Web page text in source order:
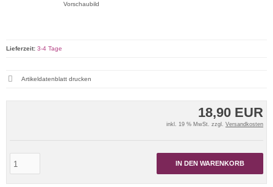
Vorschaubild
18,90 EUR
inkl. 19 % MwSt. zzgl. Versandkosten
IN DEN WARENKORB
Lieferzeit: 3-4 Tage
Artikeldatenblatt drucken